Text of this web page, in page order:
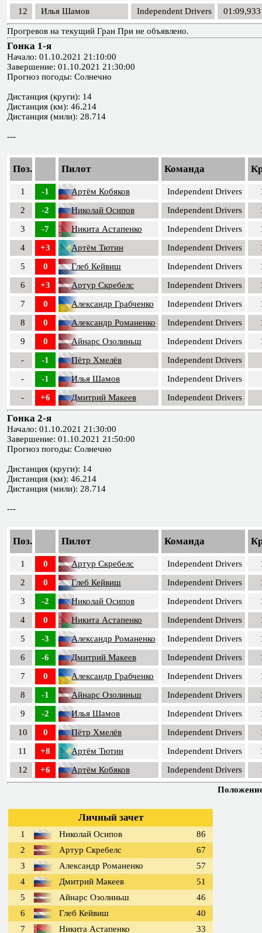
12
Илья Шамов Independent Drivers 01:09,933
Прогревов на текущий Гран При не объявлено.
Гонка 1-я
Начало: 01.10.2021 21:10:00
Завершение: 01.10.2021 21:30:00
Прогноз погоды: Солнечно
Дистанция (круги): 14
Дистанция (км): 46.214
Дистанция (мили): 28.714
---
Поз. Пилот Команда
1 -1 Артём Кобяков Independent Drivers
2
-2 Николай Осипов Independent Drivers
3
-7 Никита Астапенко Independent Drivers
4
+3 Артём Тютин Independent Drivers
5
0 Глеб Кейвиш Independent Drivers
6
+3 Артур Скребелс Independent Drivers
7
0 Александр Грабченко Independent Drivers
8
0 Александр Романенко Independent Drivers
9
0 Айнарс Озолиньш Independent Drivers
-
-1 Пётр Хмелёв
Independent Drivers
-
-1 Илья Шамов
Independent Drivers
-
+6 Дмитрий Макеев Independent Drivers
Гонка 2-я
Начало: 01.10.2021 21:30:00
Завершение: 01.10.2021 21:50:00
Прогноз погоды: Солнечно
Дистанция (круги): 14
Дистанция (км): 46.214
Дистанция (мили): 28.714
---
Поз. Пилот Команда
1 0 Артур Скребелс Independent Drivers
2
0 Глеб Кейвиш Independent Drivers
3
-2 Николай Осипов Independent Drivers
4
0 Никита Астапенко Independent Drivers
5
-3 Александр Романенко Independent Drivers
6
-6 Дмитрий Макеев Independent Drivers
7
0 Александр Грабченко Independent Drivers
8
-1 Айнарс Озолиньш Independent Drivers
9
-2 Илья Шамов Independent Drivers
10
0 Пётр Хмелёв Independent Drivers
11
+8 Артём Тютин Independent Drivers
12
+6 Артём Кобяков Independent Drivers
Положение
Личный зачет
1 Николай Осипов
86
2
Артур Скребелс
67
3
Александр Романенко
57
4
Дмитрий Макеев
51
5
Айнарс Озолиньш
46
6
Глеб Кейвиш
40
7
Никита Астапенко 33